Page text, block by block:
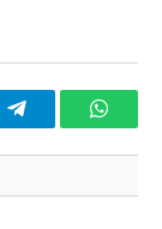
Telegram